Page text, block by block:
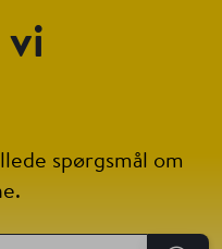
vi
spørgsmål om